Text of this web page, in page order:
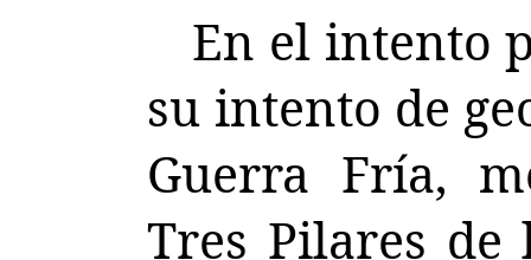
En el intento
su intento de
Guerra Fría,
Tres Pilares